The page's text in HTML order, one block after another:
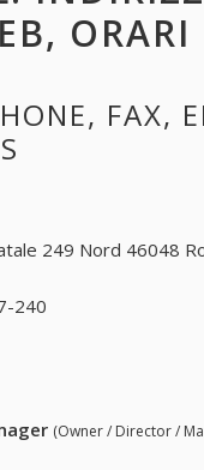
ORARI
FAX,
249 Nord 46048
240
(Owner / Director /